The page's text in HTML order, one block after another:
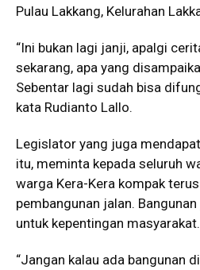
Pulau Lakkang, Kelurahan
“Ini bukan lagi janji, apalgi
sekarang, apa yang
Sebentar lagi sudah bisa
kata Rudianto Lallo.
Legislator yang juga mendapat
itu, meminta kepada seluruh
warga Kera-Kera kompak
pembangunan jalan.
untuk kepentingan masyarakat.
“Jangan kalau ada bangunan